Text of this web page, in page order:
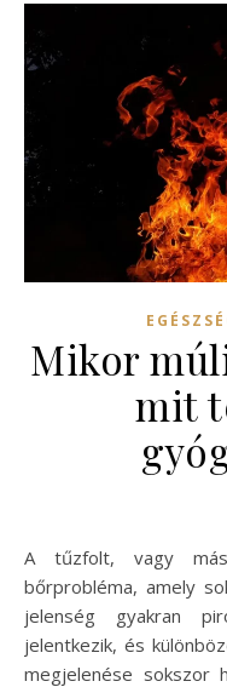
Mikor
mit
A tűzfolt, vagy más néven erythema, egy olyan
bőrprobléma, amely
jelenség gyakran
jelentkezik, és
megjelenése sokszor